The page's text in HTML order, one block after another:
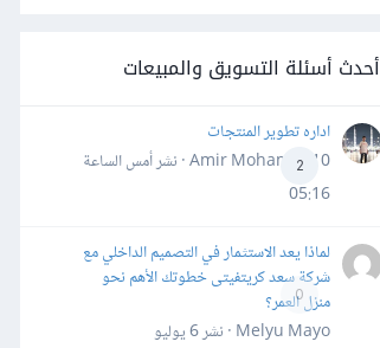
أحدث أسئلة التسويق والمبيعات
2
اداره تطوير المنتجات
Amir Mohamed10 · نشر
أمس الساعة
05:16
0
لماذا يعد الاستثمار في التصميم الداخلي مع
شركة سعد كريتفيتى خطوتك الأهم نحو
منزل العمر؟
Melyu Mayo · نشر
6 يوليو